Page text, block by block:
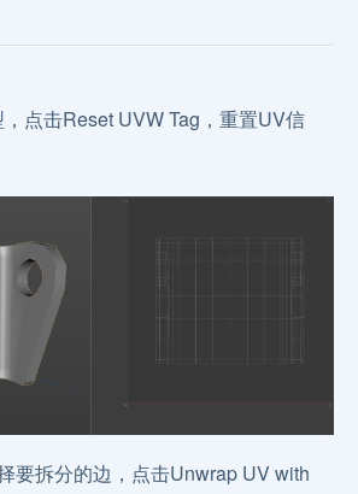
点击Reset UVW Tag，重置UV信
要拆分的边，点击Unwrap UV with